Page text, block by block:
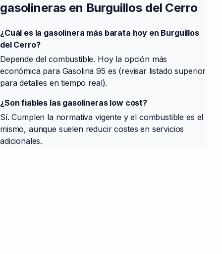
gasolineras en Burguillos del Cerro
¿Cuál es la gasolinera más barata hoy en Burguillos
del Cerro?
Depende del combustible. Hoy la opción más
económica para Gasolina 95 es (revisar listado superior
para detalles en tiempo real).
¿Son fiables las gasolineras low cost?
Sí. Cumplen la normativa vigente y el combustible es el
mismo, aunque suelen reducir costes en servicios
adicionales.